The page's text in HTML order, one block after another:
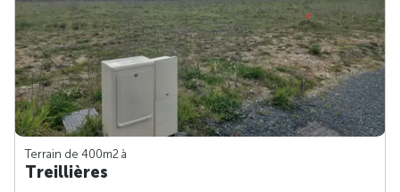
Terrain de 400m2 à
Treillières